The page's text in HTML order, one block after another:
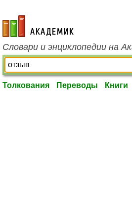
academic.ru
Словари и энциклопедии на
Толкования Переводы Книги